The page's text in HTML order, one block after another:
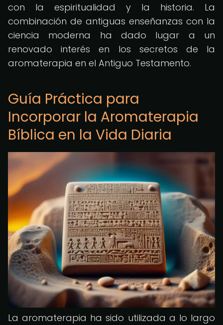
con la espiritualidad y la historia. La
combinación de antiguas enseñanzas con la
ciencia moderna ha dado lugar a un
renovado interés en los secretos de la
aromaterapia en el Antiguo Testamento.
Guía Práctica para
Incorporar la Aromaterapia
Bíblica en la Vida Diaria
La aromaterapia ha sido utilizada a lo largo